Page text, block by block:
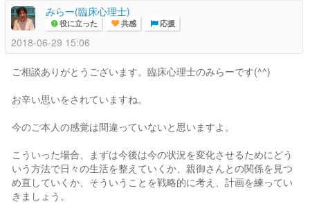
みらー(臨床心理士)
役に立った 共感 応援
2018-06-29 15:06
ご相談ありがとうございます。臨床心理士のみらーです(^^)
お辛い思いをされていますね。
今のご本人の感覚は間違っていないと思いますよ。
こういった場合、まずは今後は今の状況を変化させるためにどう
いう方法で日々の生活を整えていくか、親御さんとの関係を見つ
め直していくか、そういうことを戦略的に考え、計画を練ってい
きましょう。